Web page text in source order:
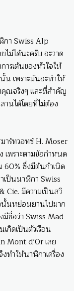
กา Swiss Alp
ไม่ได้นะครับ จะวาด
ารเต้นของหัวใจให้
น เพราะมันจะทำให้
ณจริงๆ และที่สำคัญ
นได้โดยที่ไม่ต้อง
าร์ทวอทช์ H. Moser
พราะตามข้อกำหนด
60% ซึ่งมีต้นกำเนิด
เป็นนาฬิกา Swiss
มีความเป็นสวิ
นั้นหย่อนยานไปมาก
มีชื่อว่า Swiss Mad
กิดเป็นตัวเรือน
Mont d’Or เลย
ทำให้นาฬิกาเครื่อง